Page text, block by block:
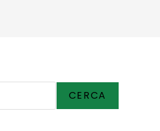
CERCA